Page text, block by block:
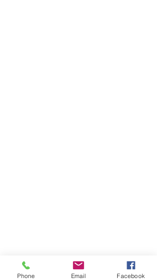
Phone Email Facebook